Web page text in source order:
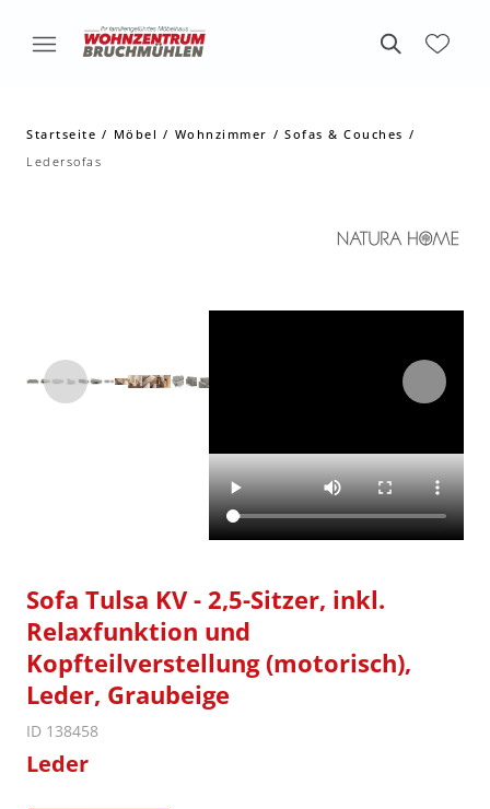
Startseite Möbel Wohnzimmer
Sofas & Couches
Ledersofas
Sofa Tulsa KV - 2,5-Sitzer, inkl.
Relaxfunktion und
Kopfteilverstellung (motorisch),
Leder, Graubeige
ID 138458
Leder